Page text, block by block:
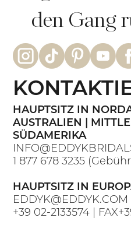
den Gang
HAUPTSITZ IN
AUSTRALIEN |
SÜDAMERIKA
1 877 678 3235
HAUPTSITZ IN
EDDYK@EDDYK.COM
+39 02-2133574 | FAX